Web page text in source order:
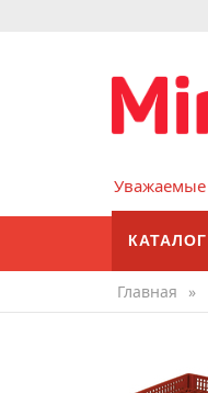
Уважаемые
Главная »